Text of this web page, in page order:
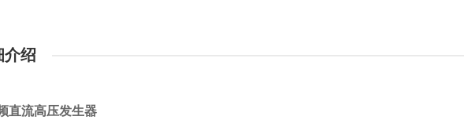
介绍
直流高压发生器